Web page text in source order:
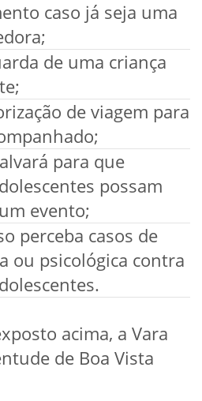
caso já seja uma
de uma criança
de viagem para
para que
possam
evento;
perceba casos de
ou psicológica contra
acima, a Vara
de Boa Vista